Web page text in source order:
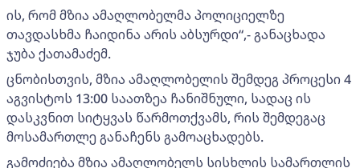
ის, რომ მზია ამაღლობელმა პოლიციელზე
თავდასხმა ჩაიდინა არის აბსურდი“,- განაცხადა
ჯუბა ქათამაძემ.
ცნობისთვის, მზია ამაღლობელის შემდეგ პროცესი 4
აგვისტოს 13:00 საათზეა ჩანიშნული, სადაც ის
დასკვნით სიტყვას წარმოთქვამს, რის შემდეგაც
მოსამართლე განაჩენს გამოაცხადებს.
გამოძიება მზია ამაღლობელს სისხლის სამართლის